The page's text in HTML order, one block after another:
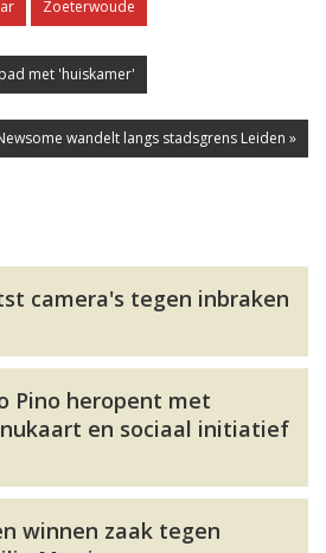
Zoeterwoude
met 'huiskamer'
wandelt langs stadsgrens Leiden »
camera's tegen inbraken
Pino heropent met
en sociaal initiatief
winnen zaak tegen